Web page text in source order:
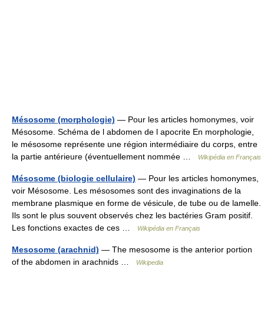
Mésosome (morphologie) — Pour les articles homonymes, voir
Mésosome. Schéma de l abdomen de l apocrite En morphologie,
le mésosome représente une région intermédiaire du corps, entre
la partie antérieure (éventuellement nommée …
Wikipédia en Français
Mésosome (biologie cellulaire) — Pour les articles homonymes,
voir Mésosome. Les mésosomes sont des invaginations de la
membrane plasmique en forme de vésicule, de tube ou de lamelle.
Ils sont le plus souvent observés chez les bactéries Gram positif.
Les fonctions exactes de ces …
Wikipédia en Français
Mesosome (arachnid) — The mesosome is the anterior portion
of the abdomen in arachnids …
Wikipedia